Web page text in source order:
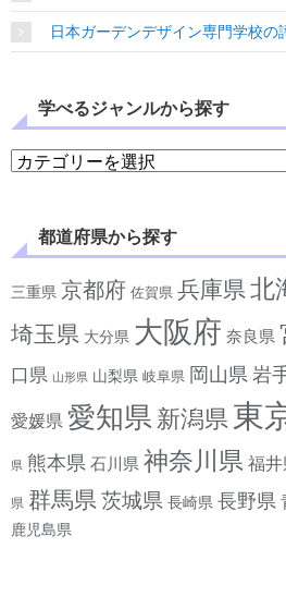
日本ガーデンデザイン専門学校の
学べるジャンルから探す
学べるジャンルから探す
都道府県から探す
三重県 京都府 佐賀県 兵庫県 北
埼玉県 大分県 大阪府 奈良県
口県 山形県 山梨県 岐阜県 岡山県 岩
愛媛県 愛知県 新潟県 東
県 熊本県 石川県 神奈川県 福井
県 群馬県 茨城県 長崎県 長野県
鹿児島県